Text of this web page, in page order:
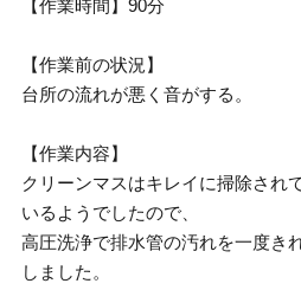
【作業時間】90分
【作業前の状況】
台所の流れが悪く音がする。
【作業内容】
クリーンマスはキレイに掃除され
いるようでしたので、
高圧洗浄で排水管の汚れを一度き
しました。